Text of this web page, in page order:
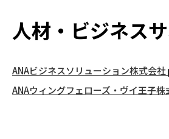
人材・ビジネス
ANAビジネスソリューション株式会社
ANAウィングフェローズ・ヴイ王子株